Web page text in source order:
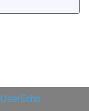
UserEcho